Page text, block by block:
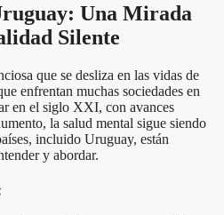
Una Mirada
Silente
que se desliza en las vidas de
enfrentan muchas sociedades en
en el siglo XXI, con avances
la salud mental sigue siendo
incluido Uruguay, están
y abordar.